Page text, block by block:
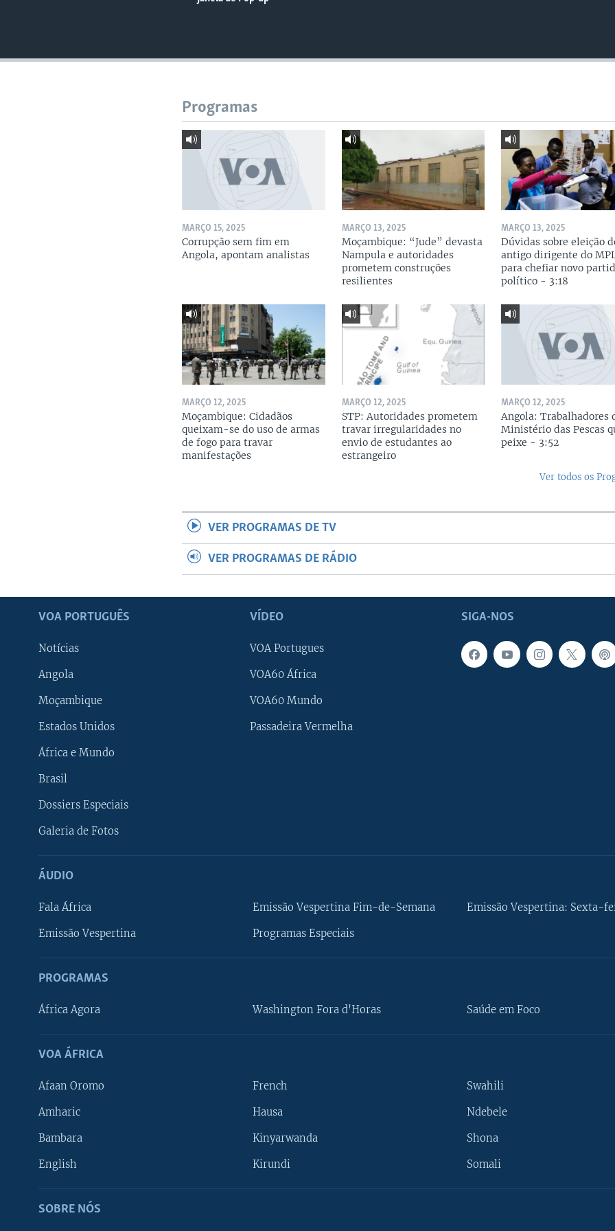
Programas
MARÇO 15, 2025
Corrupção sem fim em
Angola, apontam analistas
MARÇO 13, 2025
Moçambique: “Jude” devasta
Nampula e autoridades
prometem construções
resilientes
MARÇO 13, 2025
Dúvidas sobre eleição
antigo dirigente do
para chefiar novo
político - 3:18
MARÇO 12, 2025
Moçambique: Cidadãos
queixam-se do uso de armas
de fogo para travar
manifestações
MARÇO 12, 2025
STP: Autoridades prometem
travar irregularidades no
envio de estudantes ao
estrangeiro
MARÇO 12, 2025
Angola: Trabalhadores
Ministério das Pescas
peixe - 3:52
Ver todos os
VER PROGRAMAS DE TV
VER PROGRAMAS DE RÁDIO
SIGA-NOS
VOA PORTUGUÊS
Notícias
Angola
Moçambique
Estados Unidos
África e Mundo
Brasil
Dossiers Especiais
Galeria de Fotos
VÍDEO
VOA Portugues
VOA60 África
VOA60 Mundo
Passadeira Vermelha
ÁUDIO
Fala África
Emissão Vespertina
Emissão Vespertina Fim-de-Semana
Programas Especiais
Emissão Vespertina: Sexta-
PROGRAMAS
África Agora Washington Fora d'Horas Saúde em Foco
VOA ÁFRICA
Afaan Oromo
Amharic
Bambara
English
French
Hausa
Kinyarwanda
Kirundi
Swahili
Ndebele
Shona
Somali
SOBRE NÓS